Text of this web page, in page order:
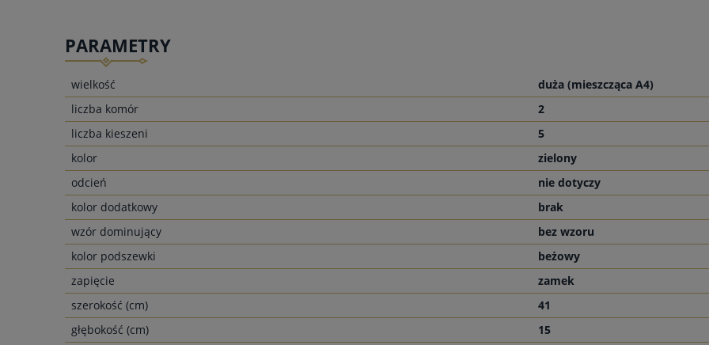
PARAMETRY
wielkość
duża (mieszcząca A4)
liczba komór
2
liczba kieszeni
5
kolor
zielony
odcień
nie dotyczy
kolor dodatkowy
brak
wzór dominujący
bez wzoru
kolor podszewki
beżowy
zapięcie
zamek
szerokość (cm)
41
głębokość (cm)
15